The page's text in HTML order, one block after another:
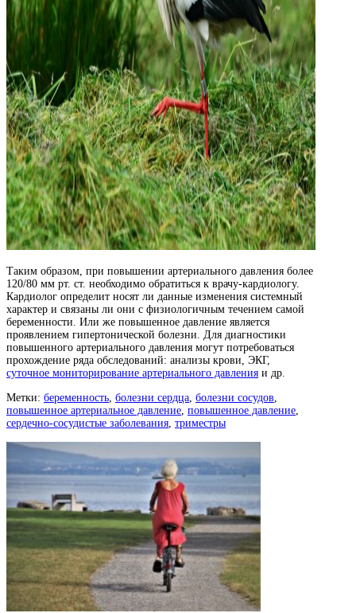
Таким образом, при повышении артериального давления более
120/80 мм рт. ст. необходимо обратиться к врачу-кардиологу.
Кардиолог определит носят ли данные изменения системный
характер и связаны ли они с физиологичным течением самой
беременности. Или же повышенное давление является
проявлением гипертонической болезни. Для диагностики
повышенного артериального давления могут потребоваться
прохождение ряда обследований: анализы крови, ЭКГ,
суточное мониторирование артериального давления и др.
Метки: беременность болезни сердца болезни сосудов
повышенное артериальное давление повышенное давление
сердечно-сосудистые заболевания триместры